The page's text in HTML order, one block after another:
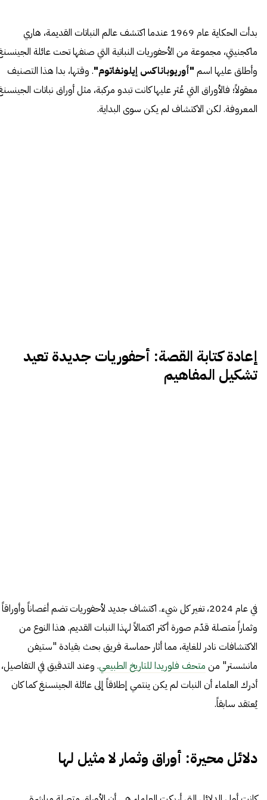
بدأت الحكاية عام 1969 عندما اكتشف عالم النباتات القديمة، هاري
ماكجنيتي، مجموعة من الأحفوريات النباتية التي صنفها تحت عائلة
وأطلق عليها اسم "أوريوباناكس إيلونغاتوم". وقتها، بدا هذا التصنيف
معقولاً؛ فالأوراق التي عُثر عليها كانت تبدو مركبة، مثل أوراق نباتات
المعروفة. لكن الاكتشاف لم يكن سوى البداية.
إعادة كتابة القصة: أحفوريات جديدة تعيد
تشكيل المفاهيم
في عام 2024، تغير كل شيء. اكتشاف جديد لأحفوريات تضم أغصاناً وأوراقاً
وثماراً متصلة قدّم صورة أكثر اكتمالاً لهذا النبات القديم. هذا النوع من
الاكتشافات نادر للغاية، مما أثار حماسة فريق بحث بقيادة "ستيفن
مانشستر" من متحف فلوريدا للتاريخ الطبيعي. وعند التدقيق في التفاصيل،
أدرك العلماء أن النبات لم يكن ينتمي إطلاقاً إلى عائلة الجينسنغ كما كان
يُعتقد سابقاً.
دلائل محيرة: أوراق وثمار لا مثيل لها